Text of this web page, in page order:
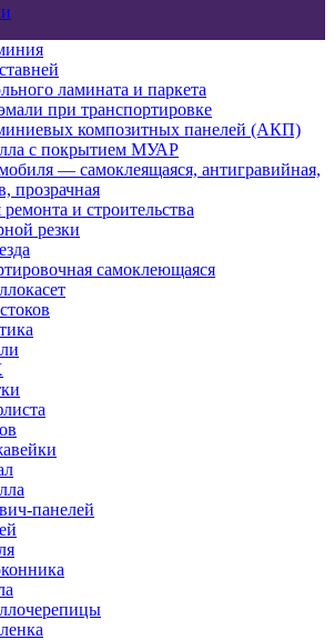
ламината и паркета
при транспортировке
композитных панелей (АКП)
с покрытием МУАР
— самоклеящаяся, антигравийная,
прозрачная
и строительства
резки
самоклеющаяся
панелей